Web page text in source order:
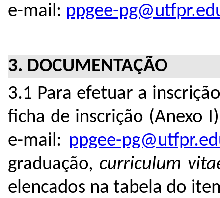
e-mail: ppgee-
3. DOCUMENTAÇÃO
3.1 Para efetuar a
ficha de inscrição (Anexo
e-mail: ppgee-
graduação, curriculum
elencados na tabela do